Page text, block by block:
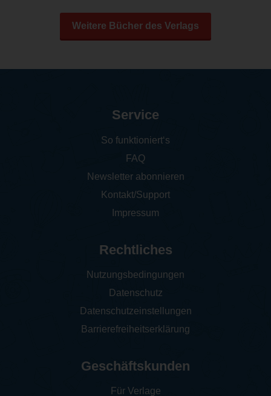
Weitere Bücher des Verlags
Service
So funktioniert‘s
FAQ
Newsletter abonnieren
Kontakt/Support
Impressum
Rechtliches
Nutzungsbedingungen
Datenschutz
Datenschutzeinstellungen
Barrierefreiheitserklärung
Geschäftskunden
Für Verlage